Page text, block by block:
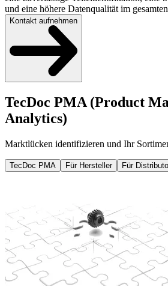
und eine höhere Datenqualität im
Kontakt aufnehmen
TecDoc PMA (Product
Analytics)
Marktlücken identifizieren und Ihr
TecDoc PMA Für Hersteller Für